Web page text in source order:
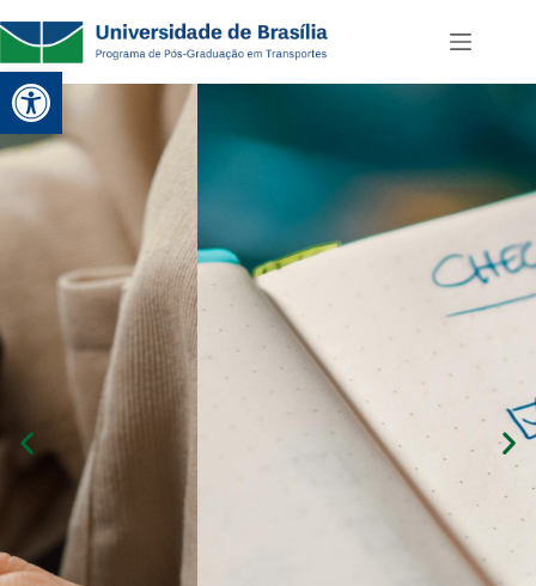
Abrir a barra de ferramentas